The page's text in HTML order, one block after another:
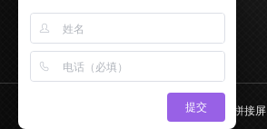
OLED透明屏 液晶拼接屏
提交